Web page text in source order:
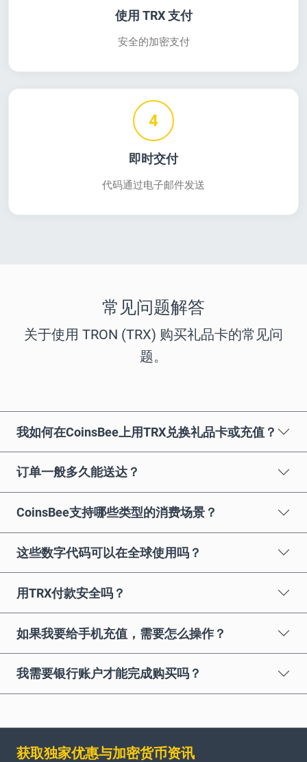
使用 TRX 支付
安全的加密支付
4
即时交付
代码通过电子邮件发送
常见问题解答
关于使用 TRON (TRX) 购买礼品卡的常见问
题。
我如何在CoinsBee上用TRX兑换礼品卡或充值？
订单一般多久能送达？
CoinsBee支持哪些类型的消费场景？
这些数字代码可以在全球使用吗？
用TRX付款安全吗？
如果我要给手机充值，需要怎么操作？
我需要银行账户才能完成购买吗？
获取独家优惠与加密货币资讯